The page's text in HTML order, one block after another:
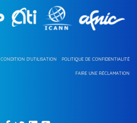
POLITIQUE DE CONFIDENTIALITÉ
CONDITION D'UTILISATION
FAIRE UNE RÉCLAMATION